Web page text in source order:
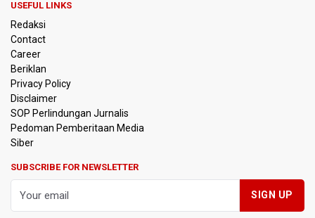
USEFUL LINKS
Redaksi
Contact
Career
Beriklan
Privacy Policy
Disclaimer
SOP Perlindungan Jurnalis
Pedoman Pemberitaan Media
Siber
SUBSCRIBE FOR NEWSLETTER